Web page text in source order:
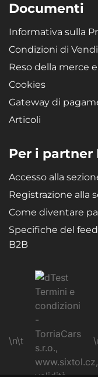
Documenti
Informativa sulla
Condizioni di
Reso della merce
Cookies
Gateway di
Articoli
Per i partner
Accesso alla
Registrazione alla
Come diventare
Specifiche del
B2B
\n\t